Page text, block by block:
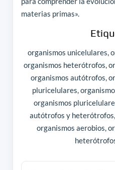
materias primas».
organismos unicelulares,
organismos heterótrofos,
organismos autótrofos,
pluricelulares,
organismos
autótrofos y
organismos aerobios,